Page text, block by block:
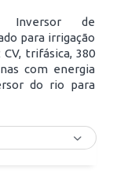
Inversor de
para irrigação
trifásica, 380
com energia
do rio para